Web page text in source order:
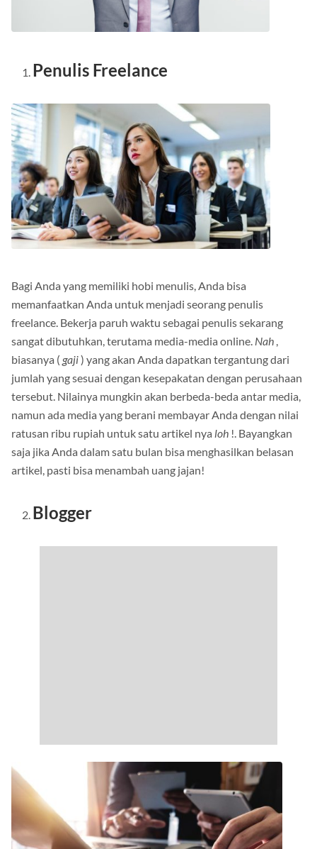
Penulis Freelance
Bagi Anda yang memiliki hobi menulis, Anda bisa
memanfaatkan Anda untuk menjadi seorang penulis
freelance. Bekerja paruh waktu sebagai penulis sekarang
sangat dibutuhkan, terutama media-media online. Nah ,
biasanya ( gaji) yang akan Anda dapatkan tergantung dari
jumlah yang sesuai dengan kesepakatan dengan perusahaan
tersebut. Nilainya mungkin akan berbeda-beda antar media,
namun ada media yang berani membayar Anda dengan nilai
ratusan ribu rupiah untuk satu artikel nya loh !. Bayangkan
saja jika Anda dalam satu bulan bisa menghasilkan belasan
artikel, pasti bisa menambah uang jajan!
Blogger